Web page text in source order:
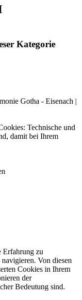
Kategorie
Gotha - Eisenach |
Technische und
damit bei Ihrem
Erfahrung zu
Von diesen
Cookies in Ihrem
der
Bedeutung sind.